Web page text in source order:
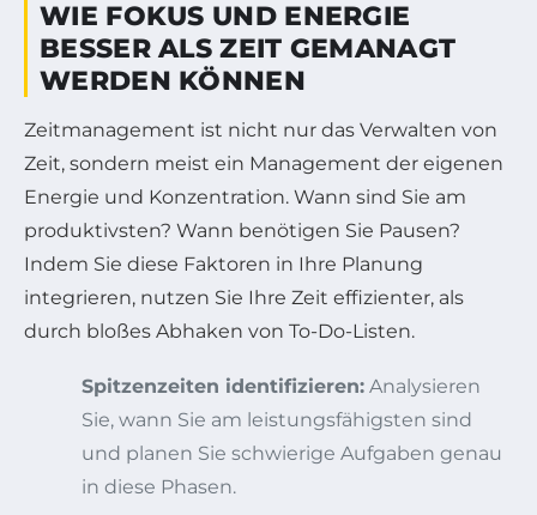
WIE FOKUS UND ENERGIE
BESSER ALS ZEIT GEMANAGT
WERDEN KÖNNEN
Zeitmanagement ist nicht nur das Verwalten von
Zeit, sondern meist ein Management der eigenen
Energie und Konzentration. Wann sind Sie am
produktivsten? Wann benötigen Sie Pausen?
Indem Sie diese Faktoren in Ihre Planung
integrieren, nutzen Sie Ihre Zeit effizienter, als
durch bloßes Abhaken von To-Do-Listen.
Spitzenzeiten identifizieren: Analysieren
Sie, wann Sie am leistungsfähigsten sind
und planen Sie schwierige Aufgaben genau
in diese Phasen.